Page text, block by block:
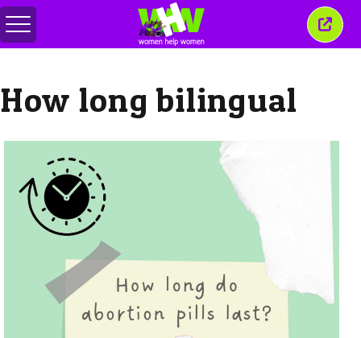
Alternar
menu
esta
How long bilingual